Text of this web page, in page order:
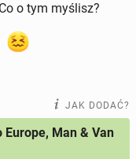
o tym myślisz?
JAK DODAĆ?
Europe, Man & Van